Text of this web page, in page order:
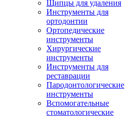
Щипцы для удаления
Инструменты для
ортодонтии
Ортопедические
инструменты
Хирургические
инструменты
Инструменты для
реставрации
Пародонтологические
инструменты
Вспомогательные
стоматологические